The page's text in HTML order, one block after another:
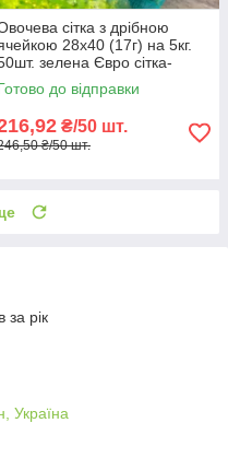
сітка з дрібною
28х40 (17г) на 5кг.
зелена Євро сітка-
для овочів.
до відправки
₴/50 шт.
₴/50 шт.
за рік
Україна